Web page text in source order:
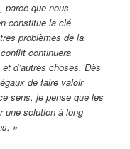
parce que nous
constitue la clé
problèmes de la
continuera
d’autres choses. Dès
de faire valoir
sens, je pense que les
une solution à long
»